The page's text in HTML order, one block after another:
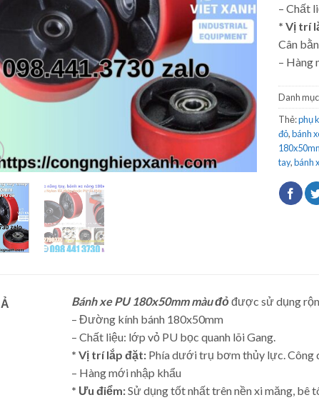
– Chất
* Vị trí
Cân
– Hàng
Danh
Thẻ:phụ
đỏ,bánh
tay,bánh
Bánh xe PU 180x50mm màu đỏđược sử dụng
– Đường kính bánh 180x50mm
– Chất liệu: lớp vỏ PU bọc quanh lõi Gang.
* Vị trí lắp đặt:Phía dưới trụ bơm thủy lực. Công
– Hàng mới nhập khẩu
* Ưu điểm:Sử dụng tốt nhất trên nền xi măng, bê